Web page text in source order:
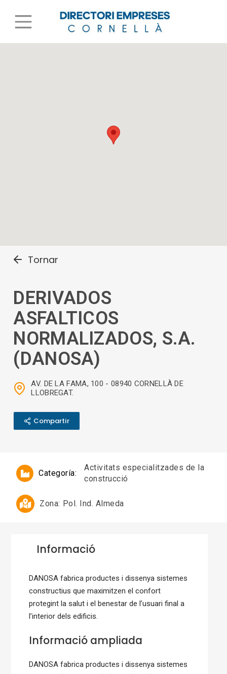
Tornar
DERIVADOS
ASFALTICOS
NORMALIZADOS, S.A.
(DANOSA)
AV. DE LA FAMA, 100 - 08940 CORNELLÀ DE
LLOBREGAT.
Compartir
Categoría:
Activitats especialitzades de la
construcció
Zona: Pol. Ind. Almeda
Informació
DANOSA fabrica productes i dissenya sistemes
constructius que maximitzen el confort
protegint la salut i el benestar de l’usuari final a
l’interior dels edificis.
Informació ampliada
DANOSA fabrica productes i dissenya sistemes